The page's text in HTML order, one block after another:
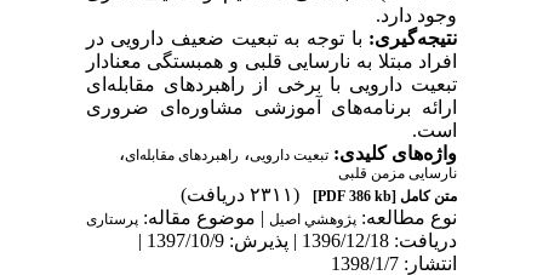
وجود دارد.
نتیجه‌گیری: با توجه به تبعیت ضعیف دارویی در
افراد مبتلا به نارسایی قلبی و همبستگی معنادار
تبعیت دارویی با برخی از راهبردهای مقابله‌ای
ارائه برنامه‌های آموزشی مشاوره‌ای ضروری
است.
واژه‌های کلیدی: تبعیت دارویی، راهبردهای مقابله‌ای،
نارسایی مزمن قلبی
متن کامل[PDF 386 kb]
(۲۳۱۱ دریافت)
نوع مطالعه: پژوهشي اصیل | موضوع مقاله: پرستاری
دریافت: 1396/12/18 | پذیرش: 1397/10/9 |
انتشار: 1398/1/7